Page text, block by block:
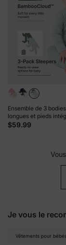
Ensemble de 3
longues et pieds
garçon/fille en
$59.99
Je vous le
Vêtements pour